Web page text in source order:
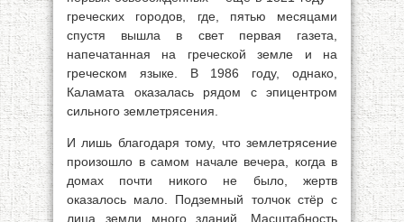
греческих городов, где, пятью месяцами
спустя вышла в свет первая газета,
напечатанная на греческой земле и на
греческом языке. В 1986 году, однако,
Каламата оказалась рядом с эпицентром
сильного землетрясения.
И лишь благодаря тому, что землетрясение
произошло в самом начале вечера, когда в
домах почти никого не было, жертв
оказалось мало. Подземный толчок стёр с
лица земли много зданий. Масштабность